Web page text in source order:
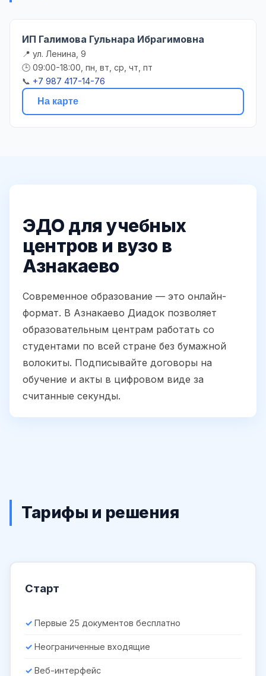
ИП Галимова Гульнара Ибрагимовна
📍 ул. Ленина, 9
🕒 09:00-18:00, пн, вт, ср, чт, пт
📞 +7 987 417-14-76
На карте
ЭДО для учебных
центров и вузо в
Азнакаево
Современное образование — это онлайн-
формат. В Азнакаево Диадок позволяет
образовательным центрам работать со
студентами по всей стране без бумажной
волокиты. Подписывайте договоры на
обучение и акты в цифровом виде за
считанные секунды.
Тарифы и решения
Старт
Первые 25 документов бесплатно
Неограниченные входящие
Веб-интерфейс